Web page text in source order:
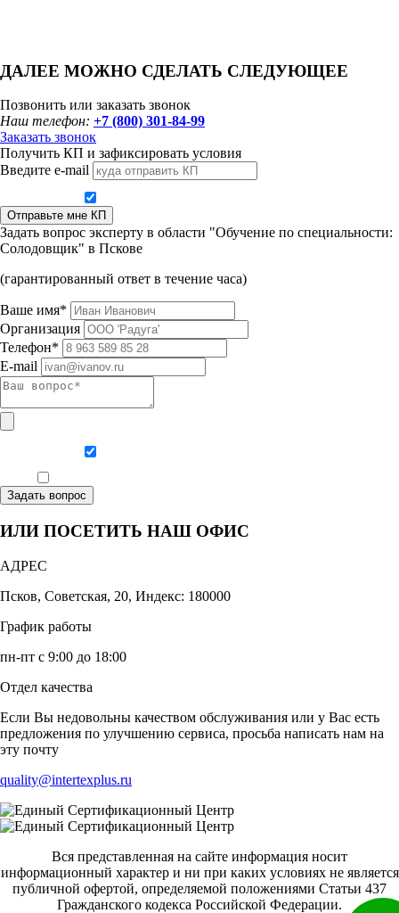
ДАЛЕЕ МОЖНО СДЕЛАТЬ СЛЕДУЮЩЕЕ
Позвонить или заказать звонок
Наш телефон: +7 (800) 301-84-99
Заказать звонок
Получить КП и зафиксировать условия
Введите e-mail
Отправьте мне КП
Задать вопрос эксперту в области "Обучение по специальности:
Солодовщик" в Пскове
(гарантированный ответ в течение часа)
Ваше имя*
Организация
Телефон*
E-mail
Задать вопрос
ИЛИ ПОСЕТИТЬ НАШ ОФИС
АДРЕС
Псков, Советская, 20, Индекс: 180000
График работы
пн-пт с 9:00 до 18:00
Отдел качества
Если Вы недовольны качеством обслуживания или у Вас есть
предложения по улучшению сервиса, просьба написать нам на
эту почту
quality@intertexplus.ru
Вся представленная на сайте информация носит
информационный характер и ни при каких условиях не является
публичной офертой, определяемой положениями Статьи 437
Гражданского кодекса Российской Федерации.